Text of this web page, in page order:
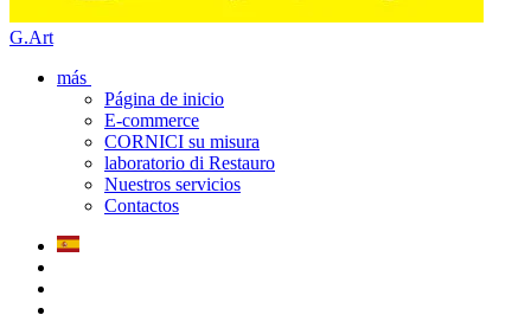
G.Art
más
Página de inicio
E-commerce
CORNICI su misura
laboratorio di Restauro
Nuestros servicios
Contactos